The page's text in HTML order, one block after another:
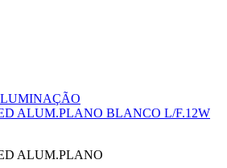
ALUM.PLANO BLANCO L/F.12W
ALUM.PLANO